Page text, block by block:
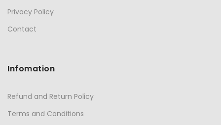
Privacy Policy
Contact
Infomation
Refund and Return Policy
Terms and Conditions